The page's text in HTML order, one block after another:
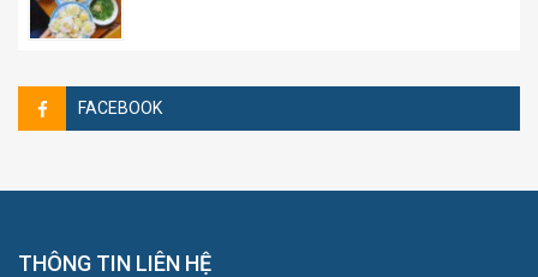
FACEBOOK
THÔNG TIN LIÊN HỆ